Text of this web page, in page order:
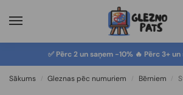
✅ Pērc 2 un saņem -10% 🔥 Pērc 3+
Sākums / Gleznas pēc numuriem / Bērniem /